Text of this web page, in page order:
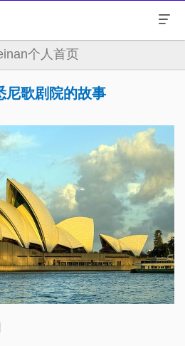
个人首页
尼歌剧院的故事